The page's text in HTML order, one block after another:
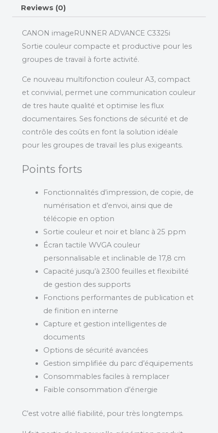
Reviews (0)
CANON imageRUNNER ADVANCE C3325i
Sortie couleur compacte et productive pour les
groupes de travail à forte activité.
Ce nouveau multifonction couleur A3, compact
et convivial, permet une communication couleur
de tres haute qualité et optimise les flux
documentaires. Ses fonctions de sécurité et de
contrôle des coûts en font la solution idéale
pour les groupes de travail les plus exigeants.
Points forts
Fonctionnalités d’impression, de copie, de
numérisation et d’envoi, ainsi que de
télécopie en option
Sortie couleur et noir et blanc à 25 ppm
Écran tactile WVGA couleur
personnalisable et inclinable de 17,8 cm
Capacité jusqu’à 2300 feuilles et flexibilité
de gestion des supports
Fonctions performantes de publication et
de finition en interne
Capture et gestion intelligentes de
documents
Options de sécurité avancées
Gestion simplifiée du parc d’équipements
Consommables faciles à remplacer
Faible consommation d’énergie
C’est votre allié fiabilité, pour très longtemps.